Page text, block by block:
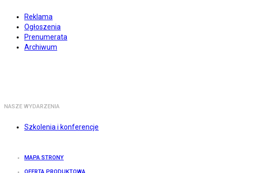
Reklama
Ogłoszenia
Prenumerata
Archiwum
NASZE WYDARZENIA
Szkolenia i konferencje
MAPA STRONY